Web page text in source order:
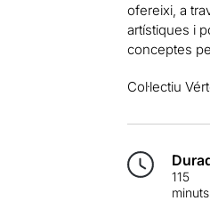
ofereixi, a
artístiques i
conceptes
Col·lectiu
115
minuts